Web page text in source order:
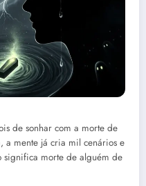
de sonhar com a morte de
a mente já cria mil cenários e
significa morte de alguém de